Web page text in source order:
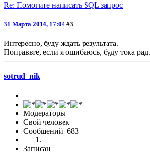
Re: Помогите написать SQL запрос
31 Марта 2014, 17:04 #3
Интересно, буду ждать результата.
Поправьте, если я ошибаюсь, буду тока рад.
sotrud_nik
Модераторы
Свой человек
Сообщений: 683
Записан